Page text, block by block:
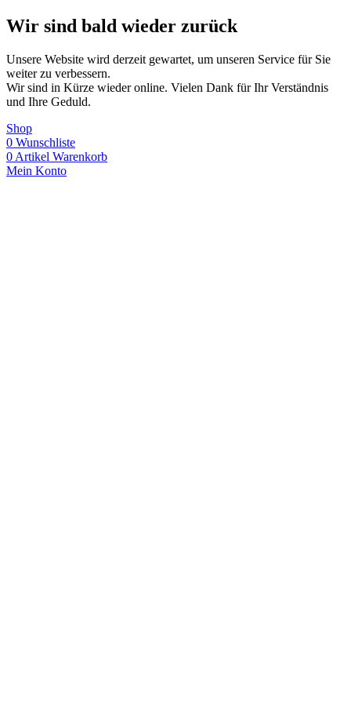
Wir sind bald wieder zurück
Unsere Website wird derzeit gewartet, um unseren Service für Sie
weiter zu verbessern.
Wir sind in Kürze wieder online. Vielen Dank für Ihr Verständnis
und Ihre Geduld.
Shop
0 Wunschliste
0 Artikel Warenkorb
Mein Konto